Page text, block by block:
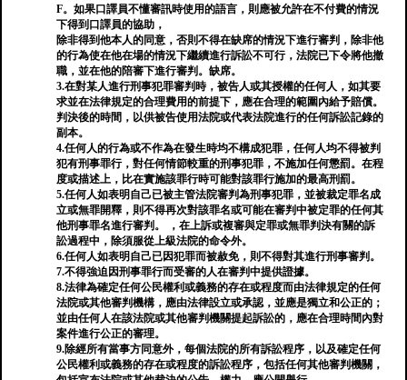
F。如果口譯員不懂審訊時使用的語言，則應被允許在不付費的情況
下得到口譯員的協助，
除非得到他本人的同意，否則不得在缺席的情況下進行審判，除非他
的行為使在他在場的情況下繼續進行訴訟不可行，法院已下令將他撤
職，並在他的陪審下進行審判。缺席。
3.在對某人進行刑事犯罪審判時，被告人或其授權的任何人，如其要
求並在法律規定的合理費用的前提下，應在合理的範圍內給予賠償。
判決後的時間，以供被告使用法院或代表法院進行的任何訴訟記錄的
副本。
4.任何人的行為或不作為在發生時均不構成犯罪，任何人均不得被判
犯有刑事罪行，對任何情節較重的刑事犯罪，不施加任何懲罰。在程
度或描述上，比在實施該罪行時可能對該罪行施加的最高刑罰。
5.任何人如表明自己已被主管法院審判為刑事犯罪，並被裁定罪名成
立或無罪開釋，則不得再次對該罪名或可能在審判中被定罪的任何其
他刑事罪名進行審判。 ，在上訴或複審與定罪或無罪判決有關的訴
訟過程中，除須服從上級法院的命令外。
6.任何人如表明自己已因犯罪而被赦免，則不得對其進行刑事審判。
7.不得強迫因刑事罪行而受審的人在審判中提供證據。
8.法律為確定任何公民權利或義務的存在或程度而由法律規定的任何
法院或其他審判機構，應由法律設立或承認，並應是獨立和公正的；
並由任何人在該法院或其他審判機關提起訴訟的，應在合理時間內對
案件進行公正的審理。
9.除經所有當事方同意外，每個法院的所有訴訟程序，以及確定任何
公民權利或義務的存在或程度的訴訟程序，包括任何其他審判機關，